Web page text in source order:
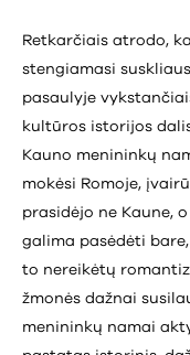
Retkarčiais atrodo,
stengiamasi
pasaulyje
kultūros istorijos
Kauno menininkų
mokėsi Romoje,
prasidėjo ne Kaune,
galima pasėdėti
to nereikėtų
žmonės dažnai
menininkų namai